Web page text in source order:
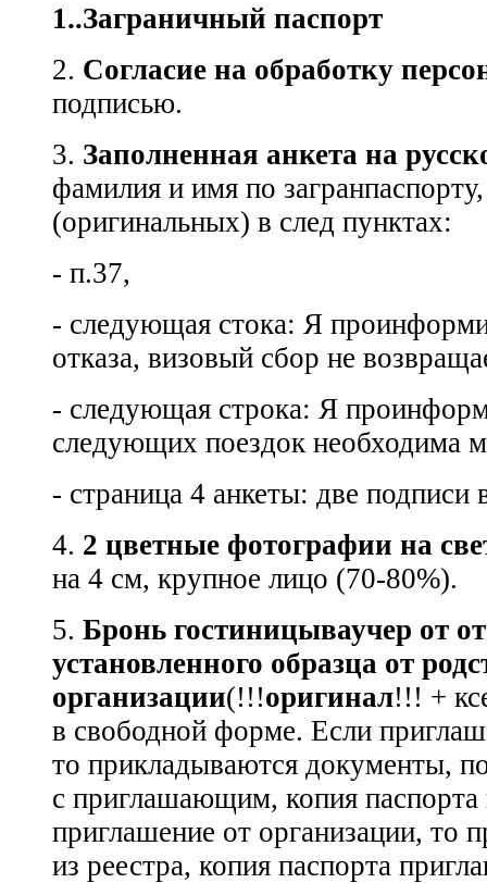
1..Заграничный паспорт
2. Согласие на обработку
подписью.
3. Заполненная анкета на
фамилия и имя по
(оригинальных) в след пунктах:
- п.37,
- следующая стока: Я
отказа, визовый сбор не
- следующая строка: Я
следующих поездок необходима
- страница 4 анкеты: две подписи
4. 2 цветные фотографии на
на 4 см, крупное лицо (70-80%).
5. Бронь гостиницываучер от
установленного образца от
организации(!!!оригинал!!! +
в свободной форме. Если
то прикладываются документы,
с приглашающим, копия
приглашение от организации, то
из реестра, копия паспорта